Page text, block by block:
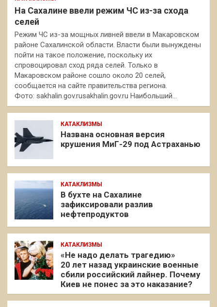
На Сахалине ввели режим ЧС из-за схода
селей
Режим ЧС из-за мощных ливней ввели в Макаровском
районе Сахалинской области. Власти были вынуждены
пойти на такое положение, поскольку их
спровоцировал сход ряда селей. Только в
Макаровском районе сошло около 20 селей,
сообщается на сайте правительства региона.
Фото: sakhalin.gov.rusakhalin.gov.ru Наибольший…
КАТАКЛИЗМЫ
Названа основная версия
крушения МиГ-29 под Астраханью
КАТАКЛИЗМЫ
В бухте на Сахалине
зафиксировали разлив
нефтепродуктов
КАТАКЛИЗМЫ
«Не надо делать трагедию»
20 лет назад украинские военные
сбили российский лайнер. Почему
Киев не понес за это наказание?